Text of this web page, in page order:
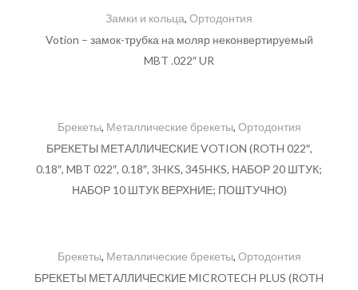
Замки и кольца, Ортодонтия
Votion – замок-трубка на моляр неконвертируемый
MBT .022″ UR
Брекеты, Металлические брекеты, Ортодонтия
БРЕКЕТЫ МЕТАЛЛИЧЕСКИЕ VOTION (ROTH 022″,
0.18″, MBT 022″, 0.18″, 3HKS, 345HKS, НАБОР 20 ШТУК;
НАБОР 10 ШТУК ВЕРХНИЕ; ПОШТУЧНО)
Брекеты, Металлические брекеты, Ортодонтия
БРЕКЕТЫ МЕТАЛЛИЧЕСКИЕ MICROTECH PLUS (ROTH